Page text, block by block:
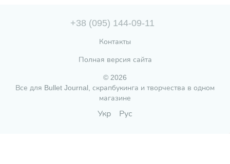
+38 (095) 144-09-11
Контакты
Полная версия сайта
© 2026
Все для Bullet Journal, скрапбукинга и творчества в одном
магазине
Укр Рус